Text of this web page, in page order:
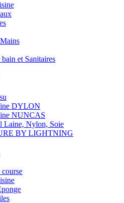
et Sanitaires
DYLON
NUNCAS
Laine, Nylon, Soie
BY LIGHTNING
course